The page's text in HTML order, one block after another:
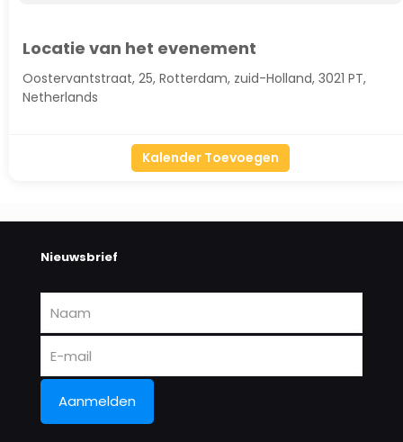
Locatie van het evenement
Oostervantstraat, 25, Rotterdam, zuid-Holland, 3021 PT,
Netherlands
Kalender Toevoegen
Nieuwsbrief